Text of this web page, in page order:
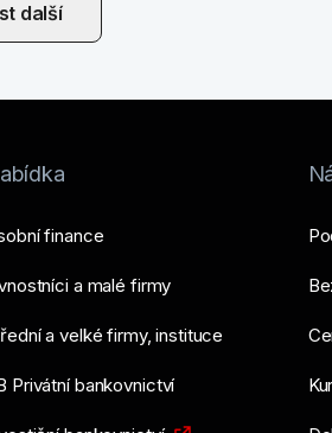
další
finance
a malé firmy
a velké firmy, instituce
Privátní bankovnictví